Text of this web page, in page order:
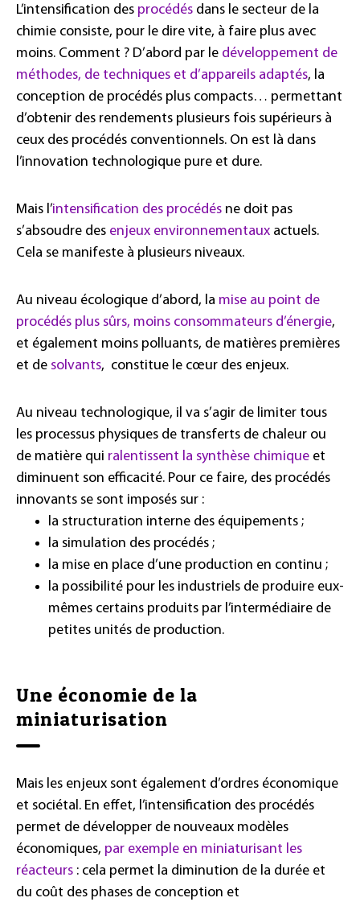
L’intensification des procédés dans le secteur de la
chimie consiste, pour le dire vite, à faire plus avec
moins. Comment ? D’abord par le développement de
méthodes, de techniques et d’appareils adaptés, la
conception de procédés plus compacts… permettant
d’obtenir des rendements plusieurs fois supérieurs à
ceux des procédés conventionnels. On est là dans
l’innovation technologique pure et dure.
Mais l’intensification des procédés ne doit pas
s’absoudre des enjeux environnementaux actuels.
Cela se manifeste à plusieurs niveaux.
Au niveau écologique d’abord, la mise au point de
procédés plus sûrs, moins consommateurs d’énergie,
et également moins polluants, de matières premières
et de solvants, constitue le cœur des enjeux.
Au niveau technologique, il va s’agir de limiter tous
les processus physiques de transferts de chaleur ou
de matière qui ralentissent la synthèse chimique et
diminuent son efficacité. Pour ce faire, des procédés
innovants se sont imposés sur :
la structuration interne des équipements ;
la simulation des procédés ;
la mise en place d’une production en continu ;
la possibilité pour les industriels de produire eux-
mêmes certains produits par l’intermédiaire de
petites unités de production.
Une économie de la
miniaturisation
Mais les enjeux sont également d’ordres économique
et sociétal. En effet, l’intensification des procédés
permet de développer de nouveaux modèles
économiques, par exemple en miniaturisant les
réacteurs : cela permet la diminution de la durée et
du coût des phases de conception et